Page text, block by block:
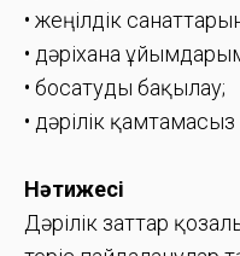
• жеңілдік
• дәріхана
• босатуды бақылау;
• дәрілік
Нәтижесі
Дәрілік заттар